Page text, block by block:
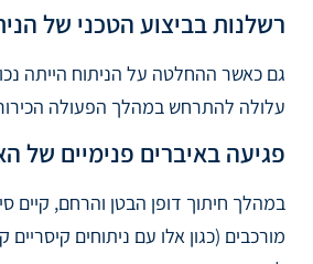
רשלנות בביצוע הטכני של
גם כאשר ההחלטה על הניתוח הייתה
עלולה להתרחש במהלך הפעולה
פגיעה באיברים פנימיים של
במהלך חיתוך דופן הבטן והרחם, קיים
מורכבים (כגון אלו עם ניתוחים קיסריים